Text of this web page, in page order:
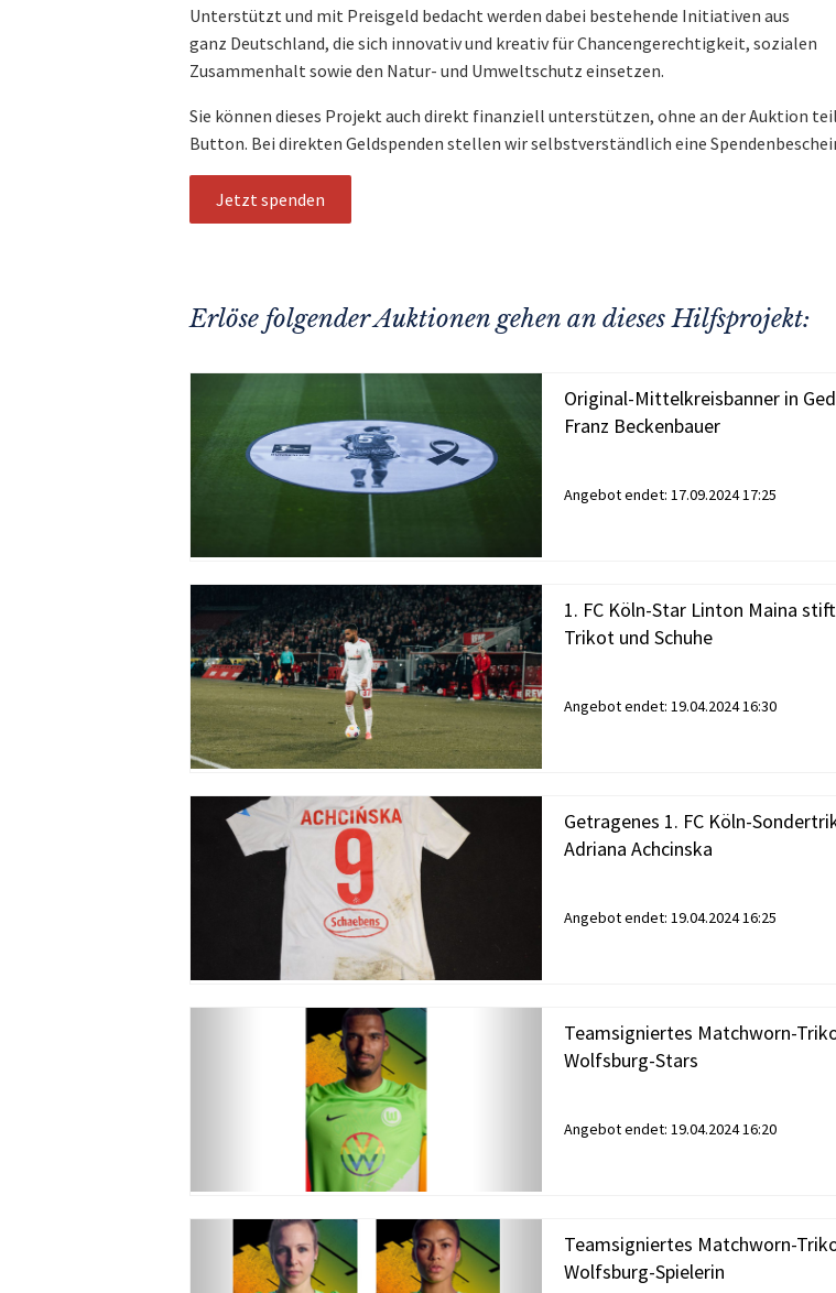
Unterstützt und mit Preisgeld bedacht werden dabei bestehende Initiativen aus
ganz Deutschland, die sich innovativ und kreativ für Chancengerechtigkeit, sozialen
Zusammenhalt sowie den Natur- und Umweltschutz einsetzen.
Sie können dieses Projekt auch direkt finanziell unterstützen, ohne an der Auktion
Button. Bei direkten Geldspenden stellen wir selbstverständlich eine
Jetzt spenden
Erlöse folgender Auktionen gehen an dieses Hilfsprojekt:
Original-Mittelkreisbanner in
Franz Beckenbauer
Angebot endet: 17.09.2024 17:25
1. FC Köln-Star Linton Maina
Trikot und Schuhe
Angebot endet: 19.04.2024 16:30
Getragenes 1. FC Köln-
Adriana Achcinska
Angebot endet: 19.04.2024 16:25
Teamsigniertes Matchworn-
Wolfsburg-Stars
Angebot endet: 19.04.2024 16:20
Teamsigniertes Matchworn-
Wolfsburg-Spielerin